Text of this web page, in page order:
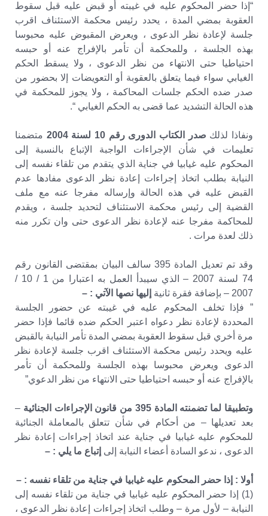
“إذا حضر المحكوم عليه في غيبته أو قبض عليه قبل سقوط
العقوبة بمضي المدة ، يحدد رئيس محكمة الاستئناف اقرب
جلسة لإعادة نظر الدعوى ، ويعرض المقبوض عليه محبوسا
بهذه الجلسة ، وللمحكمة أن تأمر بالإفراج عنه أو حبسه
احتياطيا حتى الانتهاء من نظر الدعوى ، ولا يسقط الحكم
الغيابي سواء فيما يتعلق بالعقوبة أو التعويضات إلا بحضور من
صدر ضده الحكم جلسات المحاكمة ، ولا يجوز للمحكمة في
هذه الحالة التشديد عما قضى به الحكم الغيابي “.
ونفاذا لذلك صدر الكتاب الدورى رقم 10 لسنة 2004
متضمنا
تعليمات في شأن الإجراءات الواجبة الإتباع بالنسبة إلى
المحكوم عليه غيابيا في جناية الذي يتقدم من تلقاء نفسه إلى
النيابة بطلب اتخاذ إجراءات إعادة نظر الدعوى مفادها عدم
القبض عليه في هذه الحالة وإرساله مفرجا عنه مع ملف
القضية إلى رئيس محكمة الاستئناف لتحديد جلسة ، ويقدم
للمحاكمة مفرجا عنه لإعادة نظر الدعوى حتى وان تكرر منه
ذلك لعدة مرات .
وقد تم تعديل المادة 395 سالف البيان بمقتضى القانون رقم
74 لسنة 2007 – الذي سيبدأ العمل به اعتبارا من 1 / 10 /
2007 – بإضافة فقرة ثانية
إليها نصها الآتي : –
” فإذا تخلف المحكوم عليه في غيبته عن حضور الجلسة
المحددة لإعادة نظر دعواه اعتبر الحكم ضده قائما فإذا حضر
مرة أخري قبل سقوط العقوبة بمضي المدة تأمر النيابة بالقبض
عليه ويحدد رئيس محكمة الاستئناف اقرب جلسة لإعادة نظر
الدعوى ويعرض محبوسا بهذه الجلسة وللمحكمة أن تأمر
بالإفراج عنه أو حبسه احتياطيا حتى الانتهاء من نظر الدعوي”
وتطبيقا لما تضمنته المادة 395 من قانون الإجراءات الجنائية
–
بعد تعديلها – من أحكام في شأن تتعلق بالمعاملة الجنائية
للمحكوم عليه غيابيا في جناية عند اتخاذ إجراءات إعادة نظر
الدعوى ، ندعو السادة أعضاء النيابة إلى إتباع ما يلي : –
أولا : إذا حضر المحكوم عليه غيابيا في جناية من تلقاء نفسه : –
(1) إذا حضر المحكوم عليه غيابيا في جناية من تلقاء نفسه إلى
النيابة – لأول مرة – وطلب اتخاذ إجراءات إعادة نظر الدعوى ،